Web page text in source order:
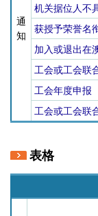
通
知
机关据位人不
获授予荣誉名
加入或退出在
工会或工会联
工会年度申报
工会或工会联
表格